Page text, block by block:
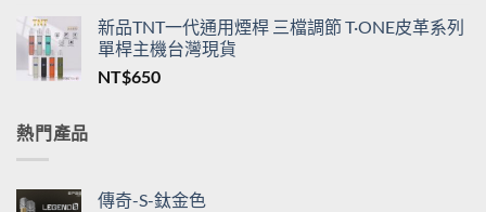
範
新品TNT一代通用煙桿 三檔調節 T·ONE皮革系列
單桿主機台灣現貨
NT$650
熱門產品
傳奇-S-鈦金色